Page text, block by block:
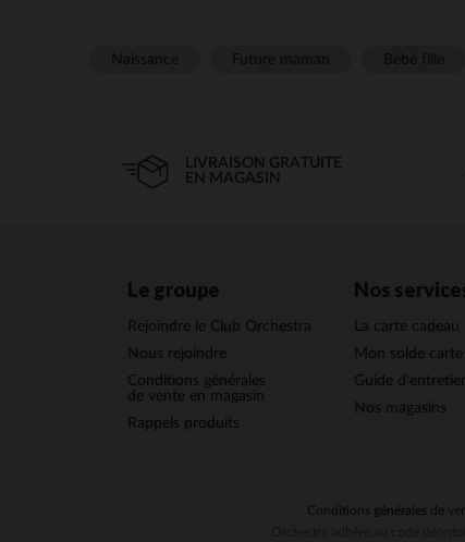
LIVRAISON GRATUITE
EN MAGASIN
Le groupe
Rejoindre le Club Orchestra
Nous rejoindre
Conditions générales
de vente en magasin
Rappels produits
Nos
La carte cadeau
Mon solde carte
Guide
Nos magasins
Conditions générales de